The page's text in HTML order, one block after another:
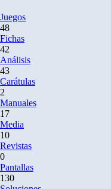
Juegos
48
Fichas
42
Análisis
43
Carátulas
2
Manuales
17
Media
10
Revistas
0
Pantallas
130